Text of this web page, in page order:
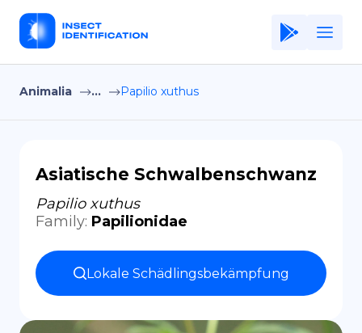
Home
Terms of Use
Privacy Policy
EN
Animalia ... Papilio xuthus
Asiatische Schwalbenschwanz
Papilio xuthus
Family: Papilionidae
Lokale Schädlingsbekämpfung